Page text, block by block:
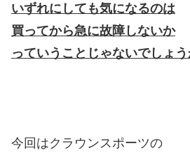
いずれにしても気になるのは
買ってから急に故障しないか
っていうことじゃないでしょう
今回はクラウンスポーツの